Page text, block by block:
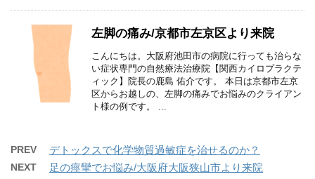
左脚の痛み/京都市左京区より来院
こんにちは。大阪府池田市の病院に行っても治らな
い症状専門の自然療法治療院【関西カイロプラクテ
ィック】院長の鹿島 佑介です。 本日は京都市左京
区からお越しの、左脚の痛みでお悩みのクライアン
ト様の例です。 ...
PREV デトックスで化学物質過敏症を治せるのか？
NEXT 足の痙攣でお悩み/大阪府大阪狭山市より来院